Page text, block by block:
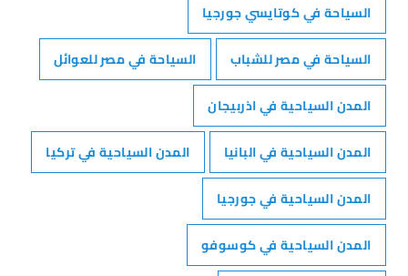
السياحة في كوتايسي جورجيا
السياحة في مصر للشباب
السياحة في مصر للعوائل
المدن السياحية في اذربيجان
المدن السياحية في البانيا
المدن السياحية في تركيا
المدن السياحية في جورجيا
المدن السياحية في كوسوفو